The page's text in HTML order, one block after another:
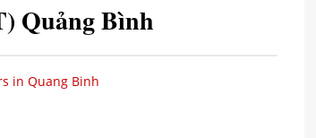
Quảng Bình
in Quang Binh